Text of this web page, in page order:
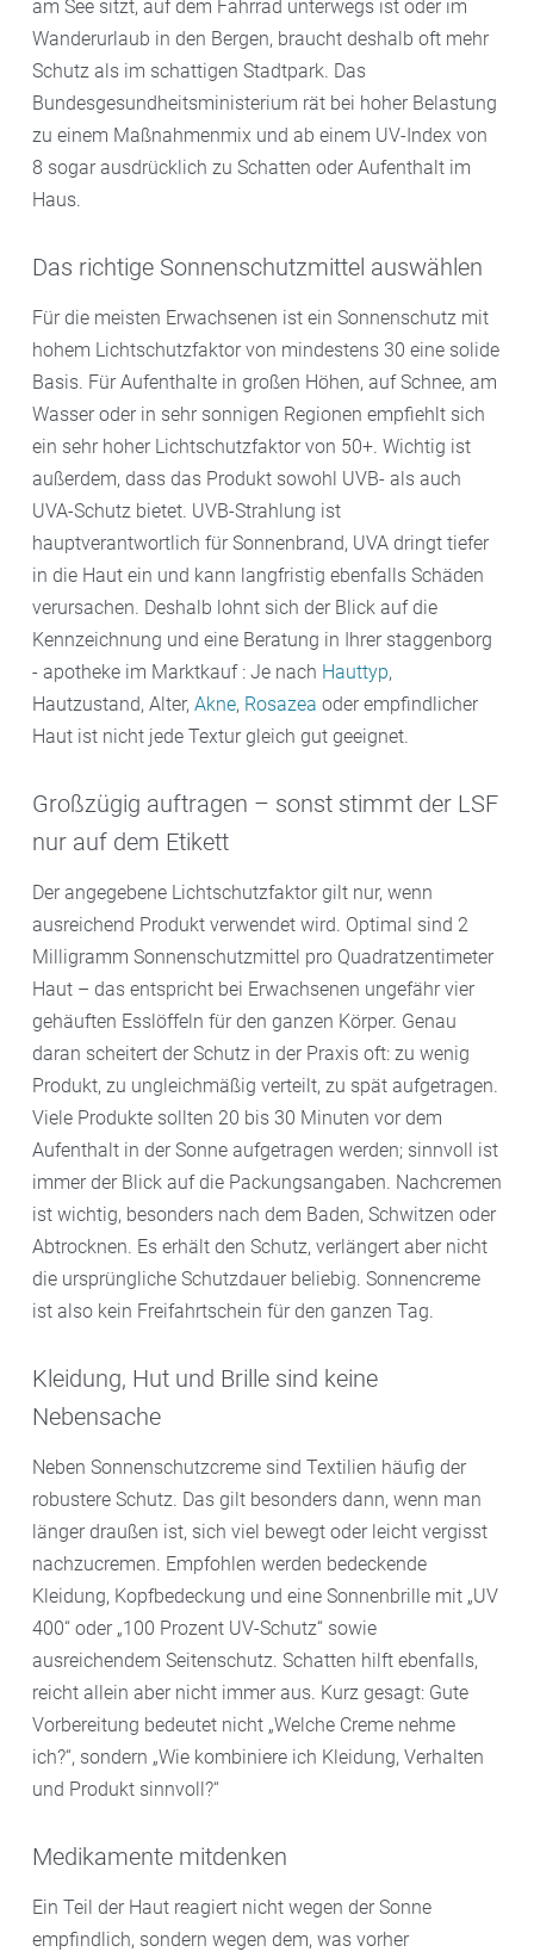
am See sitzt, auf dem Fahrrad unterwegs ist oder im
Wanderurlaub in den Bergen, braucht deshalb oft mehr
Schutz als im schattigen Stadtpark. Das
Bundesgesundheitsministerium rät bei hoher Belastung
zu einem Maßnahmenmix und ab einem UV-Index von
8 sogar ausdrücklich zu Schatten oder Aufenthalt im
Haus.
Das richtige Sonnenschutzmittel auswählen
Für die meisten Erwachsenen ist ein Sonnenschutz mit
hohem Lichtschutzfaktor von mindestens 30 eine solide
Basis. Für Aufenthalte in großen Höhen, auf Schnee, am
Wasser oder in sehr sonnigen Regionen empfiehlt sich
ein sehr hoher Lichtschutzfaktor von 50+. Wichtig ist
außerdem, dass das Produkt sowohl UVB- als auch
UVA-Schutz bietet. UVB-Strahlung ist
hauptverantwortlich für Sonnenbrand, UVA dringt tiefer
in die Haut ein und kann langfristig ebenfalls Schäden
verursachen. Deshalb lohnt sich der Blick auf die
Kennzeichnung und eine Beratung in Ihrer staggenborg
- apotheke im Marktkauf : Je nach Hauttyp,
Hautzustand, Alter, Akne, Rosazea oder empfindlicher
Haut ist nicht jede Textur gleich gut geeignet.
Großzügig auftragen – sonst stimmt der LSF
nur auf dem Etikett
Der angegebene Lichtschutzfaktor gilt nur, wenn
ausreichend Produkt verwendet wird. Optimal sind 2
Milligramm Sonnenschutzmittel pro Quadratzentimeter
Haut – das entspricht bei Erwachsenen ungefähr vier
gehäuften Esslöffeln für den ganzen Körper. Genau
daran scheitert der Schutz in der Praxis oft: zu wenig
Produkt, zu ungleichmäßig verteilt, zu spät aufgetragen.
Viele Produkte sollten 20 bis 30 Minuten vor dem
Aufenthalt in der Sonne aufgetragen werden; sinnvoll ist
immer der Blick auf die Packungsangaben. Nachcremen
ist wichtig, besonders nach dem Baden, Schwitzen oder
Abtrocknen. Es erhält den Schutz, verlängert aber nicht
die ursprüngliche Schutzdauer beliebig. Sonnencreme
ist also kein Freifahrtschein für den ganzen Tag.
Kleidung, Hut und Brille sind keine
Nebensache
Neben Sonnenschutzcreme sind Textilien häufig der
robustere Schutz. Das gilt besonders dann, wenn man
länger draußen ist, sich viel bewegt oder leicht vergisst
nachzucremen. Empfohlen werden bedeckende
Kleidung, Kopfbedeckung und eine Sonnenbrille mit „UV
400“ oder „100 Prozent UV-Schutz“ sowie
ausreichendem Seitenschutz. Schatten hilft ebenfalls,
reicht allein aber nicht immer aus. Kurz gesagt: Gute
Vorbereitung bedeutet nicht „Welche Creme nehme
ich?“, sondern „Wie kombiniere ich Kleidung, Verhalten
und Produkt sinnvoll?“
Medikamente mitdenken
Ein Teil der Haut reagiert nicht wegen der Sonne
empfindlich, sondern wegen dem, was vorher